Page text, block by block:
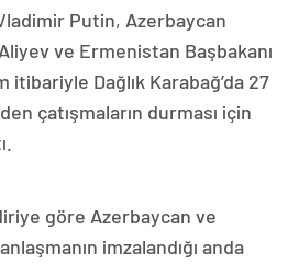
Putin, Azerbaycan
ve Ermenistan Başbakanı
itibariyle Dağlık Karabağ’da 27
çatışmaların durması için
göre Azerbaycan ve
imzalandığı anda